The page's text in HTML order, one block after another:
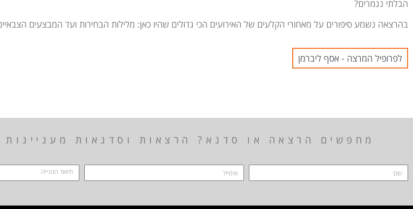
הבלתי נגמרים?
בהרצאה נשמע סיפורים על מאחורי הקלעים של האירועים הכי גדולים שהיו כאן: מלילות הבחירות ועד המבצעים
לפרופיל המרצה - אסף ליברמן
מחפשים הרצאה או סדנא? הרצאות וסדנאות מעניינות